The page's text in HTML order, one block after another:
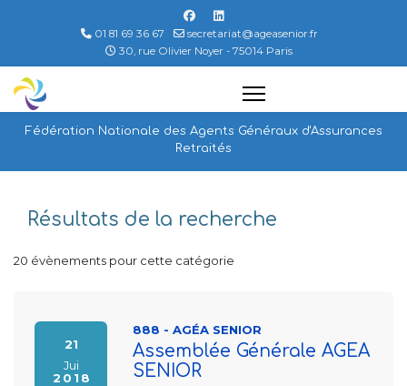
01 81 69 36 67
secretariat@ageasenior.fr
30, rue Olivier Noyer - 75014 Paris
Fédération Nationale des Agents Généraux d'Assurances
Retraités
Résultats de la recherche
20 évènements pour cette catégorie
21
Jui
2018
888 - AGÉA SENIOR
Assemblée Générale AGEA
SENIOR